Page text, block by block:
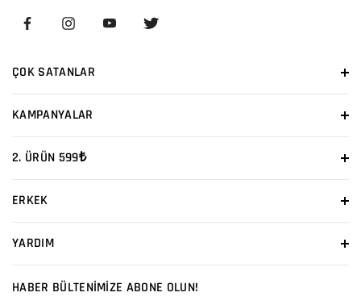
ÇOK SATANLAR
KAMPANYALAR
2. ÜRÜN 599₺
ERKEK
YARDIM
HABER BÜLTENİMİZE ABONE OLUN!